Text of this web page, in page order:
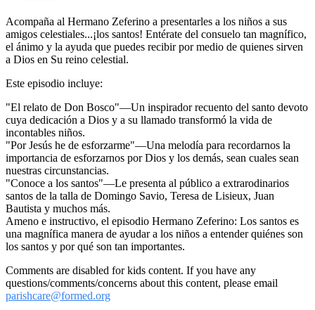
Acompaña al Hermano Zeferino a presentarles a los niños a sus
amigos celestiales...¡los santos! Entérate del consuelo tan magnífico,
el ánimo y la ayuda que puedes recibir por medio de quienes sirven
a Dios en Su reino celestial.
Este episodio incluye:
"El relato de Don Bosco"—Un inspirador recuento del santo devoto
cuya dedicación a Dios y a su llamado transformó la vida de
incontables niños.
"Por Jesús he de esforzarme"—Una melodía para recordarnos la
importancia de esforzarnos por Dios y los demás, sean cuales sean
nuestras circunstancias.
"Conoce a los santos"—Le presenta al público a extrarodinarios
santos de la talla de Domingo Savio, Teresa de Lisieux, Juan
Bautista y muchos más.
Ameno e instructivo, el episodio Hermano Zeferino: Los santos es
una magnífica manera de ayudar a los niños a entender quiénes son
los santos y por qué son tan importantes.
Comments are disabled for kids content. If you have any
questions/comments/concerns about this content, please email
parishcare@formed.org